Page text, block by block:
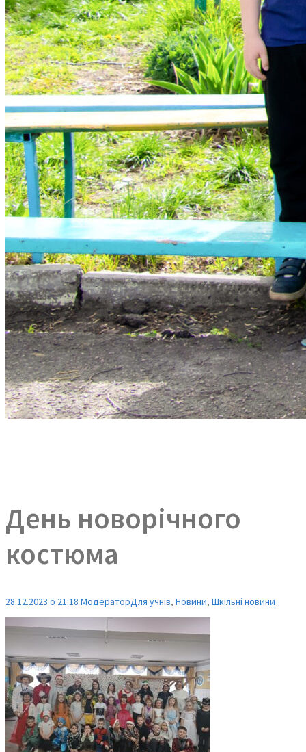
День новорічного
костюма
28.12.2023 о 21:18 МодераторДля учнів, Новини, Шкільні новини